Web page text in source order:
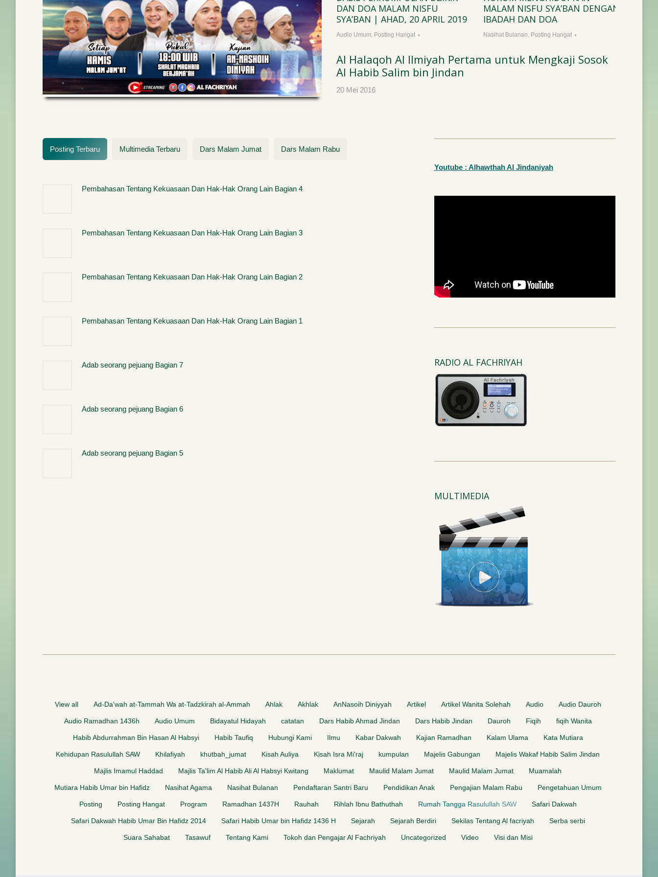
PUTRA-PUTRI ALFACHRIYAH
1443H / 2022
Pendaftaran Santri Baru,Posting Hangat
HIYAH/QURBAN
Posting Hangat
DAN DOA MALAM NISFU
SYA’BAN | AHAD, 20 APRIL 2019
Audio Umum, Posting Hangat
MALAM NISFU SYA’BAN DENGAN
IBADAH DAN DOA
Nasihat Bulanan, Posting Hangat
Al Halaqoh Al Ilmiyah Pertama untuk Mengkaji Sosok
Al Habib Salim bin Jindan
20 Mei 2016
Posting Terbaru Multimedia Terbaru Dars Malam Jumat Dars Malam Rabu
Pembahasan Tentang Kekuasaan Dan Hak-Hak Orang Lain Bagian 4
Pembahasan Tentang Kekuasaan Dan Hak-Hak Orang Lain Bagian 3
Pembahasan Tentang Kekuasaan Dan Hak-Hak Orang Lain Bagian 2
Pembahasan Tentang Kekuasaan Dan Hak-Hak Orang Lain Bagian 1
Adab seorang pejuang Bagian 7
Adab seorang pejuang Bagian 6
Adab seorang pejuang Bagian 5
Youtube : Alhawthah Al Jindaniyah
RADIO AL FACHRIYAH
MULTIMEDIA
View all Ad-Da'wah at-Tammah Wa at-Tadzkirah al-Ammah Ahlak Akhlak AnNasoih Diniyyah Artikel Artikel Wanita Solehah Audio Audio Dauroh
Audio Ramadhan 1436h Audio Umum Bidayatul Hidayah catatan Dars Habib Ahmad Jindan Dars Habib Jindan Dauroh Fiqih fiqih Wanita
Habib Abdurrahman Bin Hasan Al Habsyi Habib Taufiq Hubungi Kami Ilmu Kabar Dakwah Kajian Ramadhan Kalam Ulama Kata Mutiara
Kehidupan Rasulullah SAW Khilafiyah khutbah_jumat Kisah Auliya Kisah Isra Mi'raj kumpulan Majelis Gabungan Majelis Wakaf Habib Salim Jindan
Majlis Imamul Haddad Majlis Ta'lim Al Habib Ali Al Habsyi Kwitang Maklumat Maulid Malam Jumat Maulid Malam Jumat Muamalah
Mutiara Habib Umar bin Hafidz Nasihat Agama Nasihat Bulanan Pendaftaran Santri Baru Pendidikan Anak Pengajian Malam Rabu Pengetahuan Umum
Posting Posting Hangat Program Ramadhan 1437H Rauhah Rihlah Ibnu Bathuthah Rumah Tangga Rasulullah SAW Safari Dakwah
Safari Dakwah Habib Umar Bin Hafidz 2014 Safari Habib Umar bin Hafidz 1436 H Sejarah Sejarah Berdiri Sekilas Tentang Al facriyah Serba serbi
Suara Sahabat Tasawuf Tentang Kami Tokoh dan Pengajar Al Fachriyah Uncategorized Video Visi dan Misi